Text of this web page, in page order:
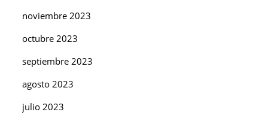
noviembre 2023
octubre 2023
septiembre 2023
agosto 2023
julio 2023